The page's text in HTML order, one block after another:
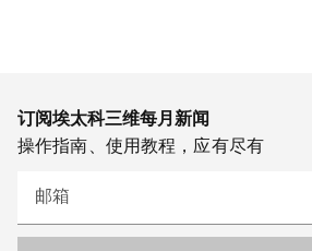
订阅埃太科三维每月新闻
操作指南、使用教程，应有尽有
邮箱